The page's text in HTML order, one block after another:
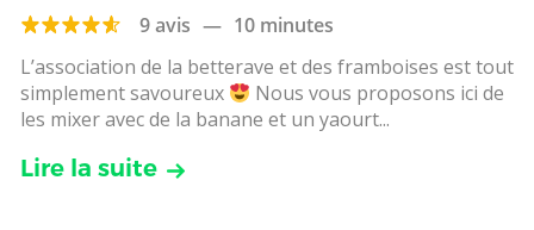
9 avis — 10 minutes
L’association de la betterave et des framboises est tout
simplement savoureux
Nous vous proposons ici de
les mixer avec de la banane et un yaourt...
Lire la suite